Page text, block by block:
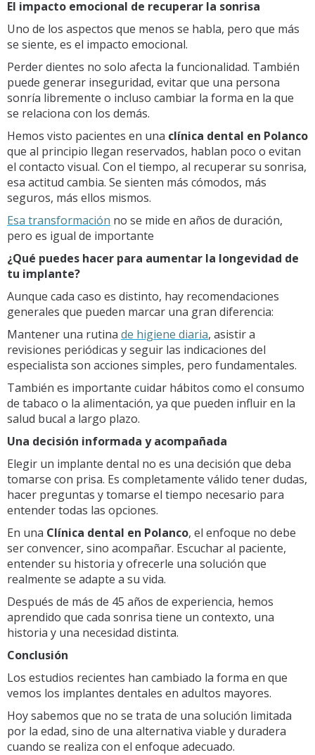
El impacto emocional de recuperar la sonrisa
Uno de los aspectos que menos se habla, pero que más
se siente, es el impacto emocional.
Perder dientes no solo afecta la funcionalidad. También
puede generar inseguridad, evitar que una persona
sonría libremente o incluso cambiar la forma en la que
se relaciona con los demás.
Hemos visto pacientes en una clínica dental en Polanco
que al principio llegan reservados, hablan poco o evitan
el contacto visual. Con el tiempo, al recuperar su sonrisa,
esa actitud cambia. Se sienten más cómodos, más
seguros, más ellos mismos.
Esa transformación no se mide en años de duración,
pero es igual de importante
¿Qué puedes hacer para aumentar la longevidad de
tu implante?
Aunque cada caso es distinto, hay recomendaciones
generales que pueden marcar una gran diferencia:
Mantener una rutina de higiene diaria, asistir a
revisiones periódicas y seguir las indicaciones del
especialista son acciones simples, pero fundamentales.
También es importante cuidar hábitos como el consumo
de tabaco o la alimentación, ya que pueden influir en la
salud bucal a largo plazo.
Una decisión informada y acompañada
Elegir un implante dental no es una decisión que deba
tomarse con prisa. Es completamente válido tener dudas,
hacer preguntas y tomarse el tiempo necesario para
entender todas las opciones.
En una Clínica dental en Polanco, el enfoque no debe
ser convencer, sino acompañar. Escuchar al paciente,
entender su historia y ofrecerle una solución que
realmente se adapte a su vida.
Después de más de 45 años de experiencia, hemos
aprendido que cada sonrisa tiene un contexto, una
historia y una necesidad distinta.
Conclusión
Los estudios recientes han cambiado la forma en que
vemos los implantes dentales en adultos mayores.
Hoy sabemos que no se trata de una solución limitada
por la edad, sino de una alternativa viable y duradera
cuando se realiza con el enfoque adecuado.